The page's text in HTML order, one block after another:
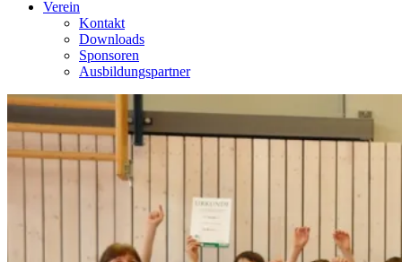
Verein
Kontakt
Downloads
Sponsoren
Ausbildungspartner